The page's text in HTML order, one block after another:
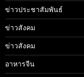
ข่าวประชาสัมพันธ์
ข่าวสังคม
ข่าวสังคม
อาหารจีน